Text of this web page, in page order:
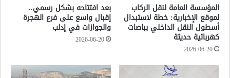
المؤسسة العامة لنقل الركاب
لموقع الإخبارية: خطة لاستبدال
أسطول النقل الداخلي بباصات
كهربائية حديثة
2026-06-20
بعد افتتاحه بشكل رسمي..
إقبال واسع على فرع الهجرة
والجوازات في إدلب
2026-06-20